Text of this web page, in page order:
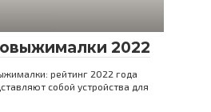
2022
рейтинг 2022 года
собой устройства для